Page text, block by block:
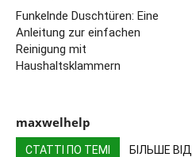
Funkelnde Duschtüren: Eine
Anleitung zur einfachen
Reinigung mit
Haushaltsklammern
maxwelhelp
СТАТТІ ПО ТЕМІ БІЛЬШЕ